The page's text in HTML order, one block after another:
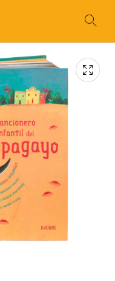
Arte Biografía
Cuento Ecolibros
Gastronomía